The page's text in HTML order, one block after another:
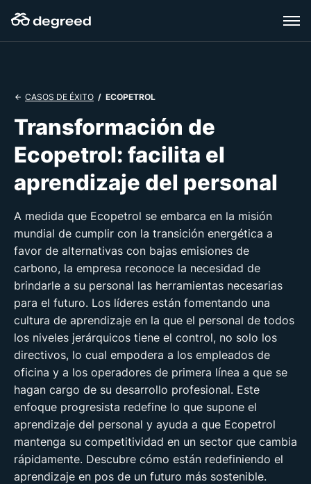
content
CASOS DE ÉXITO / ECOPETROL
Transformación de
Ecopetrol: facilita el
aprendizaje del personal
A medida que Ecopetrol se embarca en la misión
mundial de cumplir con la transición energética a
favor de alternativas con bajas emisiones de
carbono, la empresa reconoce la necesidad de
brindarle a su personal las herramientas necesarias
para el futuro. Los líderes están fomentando una
cultura de aprendizaje en la que el personal de todos
los niveles jerárquicos tiene el control, no solo los
directivos, lo cual empodera a los empleados de
oficina y a los operadores de primera línea a que se
hagan cargo de su desarrollo profesional. Este
enfoque progresista redefine lo que supone el
aprendizaje del personal y ayuda a que Ecopetrol
mantenga su competitividad en un sector que cambia
rápidamente. Descubre cómo están redefiniendo el
aprendizaje en pos de un futuro más sostenible.